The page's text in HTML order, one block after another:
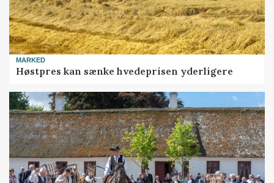
MARKED
Høstpres kan sænke hvedeprisen yderligere